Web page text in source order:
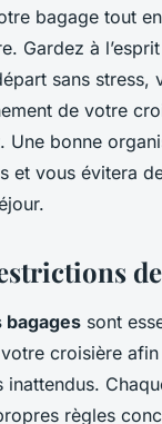
bagage tout
Gardez à
sans stress,
de votre
Une bonne
et vous évitera
sont
croisière afin
inattendus.
règles